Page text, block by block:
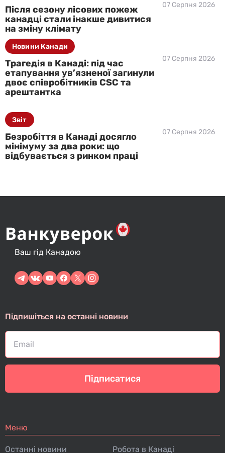
Після сезону лісових пожеж
канадці стали інакше дивитися
на зміну клімату
07 Серпня 2026
Трагедія в Канаді: під час
етапування ув’язненої загинули
двоє співробітників CSC та
арештантка
07 Серпня 2026
Новини Канади
Безробіття в Канаді досягло
мінімуму за два роки: що
відбувається з ринком праці
07 Серпня 2026
Звіт
Ваш гід Канадою
Підпишіться на останні новини
Підписатися
Меню
Останні новини Робота в Канаді